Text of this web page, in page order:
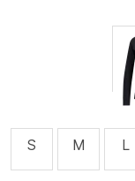
S
M L